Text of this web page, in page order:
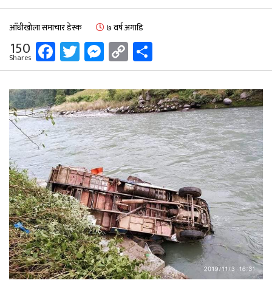
आँधीखोला समाचार डेस्क ७ वर्ष अगाडि
150
Shares Facebook
Twitter
Messenger
Copy
Link